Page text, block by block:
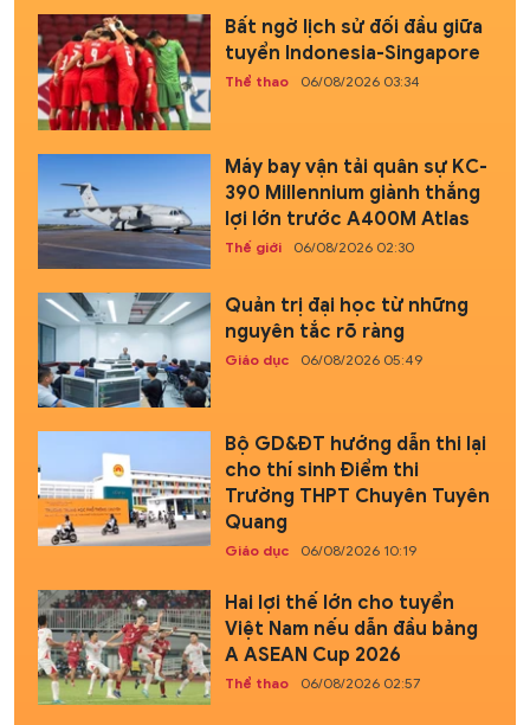
Bất ngờ lịch sử đối đầu giữa
tuyển Indonesia-Singapore
Thể thao 06/08/2026 03:34
Máy bay vận tải quân sự KC-
390 Millennium giành thắng
lợi lớn trước A400M Atlas
Thế giới 06/08/2026 02:30
Quản trị đại học từ những
nguyên tắc rõ ràng
Giáo dục 06/08/2026 05:49
Bộ GD&ĐT hướng dẫn thi lại
cho thí sinh Điểm thi
Trường THPT Chuyên Tuyên
Quang
Giáo dục 06/08/2026 10:19
Hai lợi thế lớn cho tuyển
Việt Nam nếu dẫn đầu bảng
A ASEAN Cup 2026
Thể thao 06/08/2026 02:57